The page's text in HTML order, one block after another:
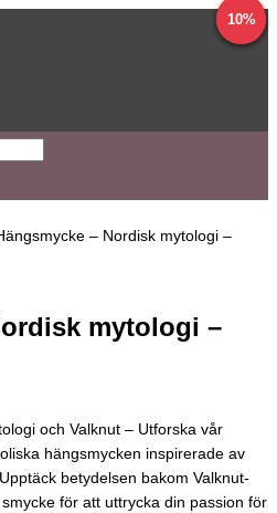
– Nordisk mytologi –
mytologi –
och Valknut – Utforska vår
hängsmycken inspirerade av
betydelsen bakom Valknut-
för att uttrycka din passion för
9%
9%
42%
10%